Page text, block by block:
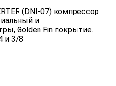
(DNI-07) компрессор
и
Golden Fin покрытие.
и 3/8